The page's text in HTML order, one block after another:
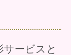
サービスと